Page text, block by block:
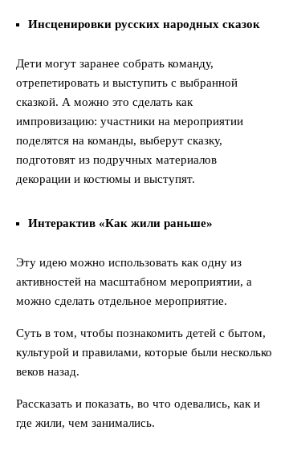
Инсценировки русских народных сказок
Дети могут заранее собрать команду,
отрепетировать и выступить с выбранной
сказкой. А можно это сделать как
импровизацию: участники на мероприятии
поделятся на команды, выберут сказку,
подготовят из подручных материалов
декорации и костюмы и выступят.
Интерактив «Как жили раньше»
Эту идею можно использовать как одну из
активностей на масштабном мероприятии, а
можно сделать отдельное мероприятие.
Суть в том, чтобы познакомить детей с бытом,
культурой и правилами, которые были несколько
веков назад.
Рассказать и показать, во что одевались, как и
где жили, чем занимались.